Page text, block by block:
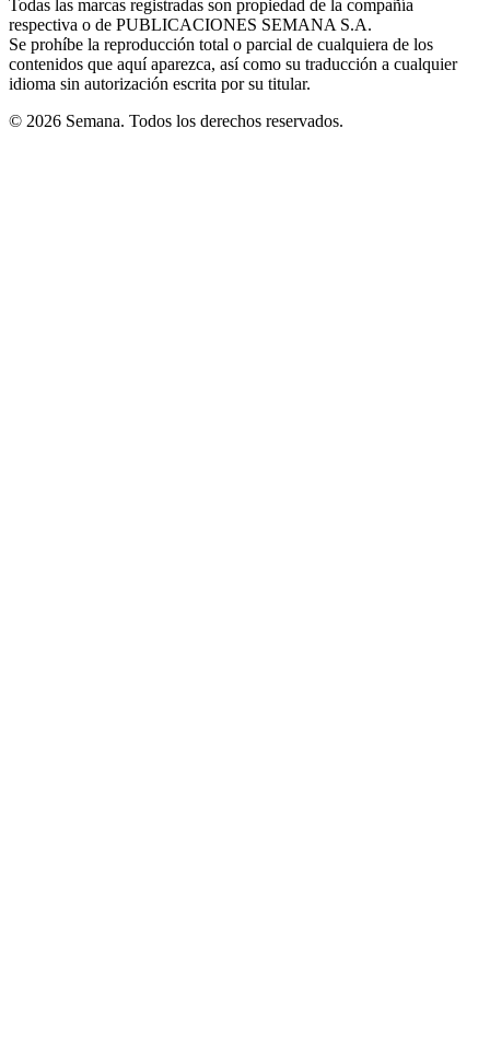
new
window
Todas las marcas registradas son propiedad de la compañía
respectiva o de PUBLICACIONES SEMANA S.A.
Se prohíbe la reproducción total o parcial de cualquiera de los
contenidos que aquí aparezca, así como su traducción a cualquier
idioma sin autorización escrita por su titular.
© 2026 Semana. Todos los derechos reservados.